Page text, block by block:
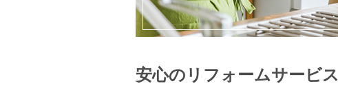
安心のリフォームサービス